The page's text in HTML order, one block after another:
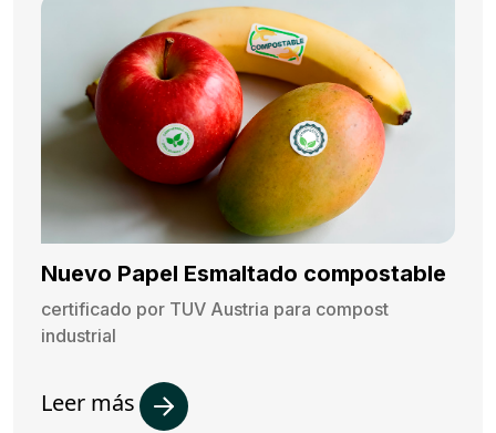
Nuevo Papel Esmaltado compostable
certificado por TUV Austria para compost
industrial
Leer más